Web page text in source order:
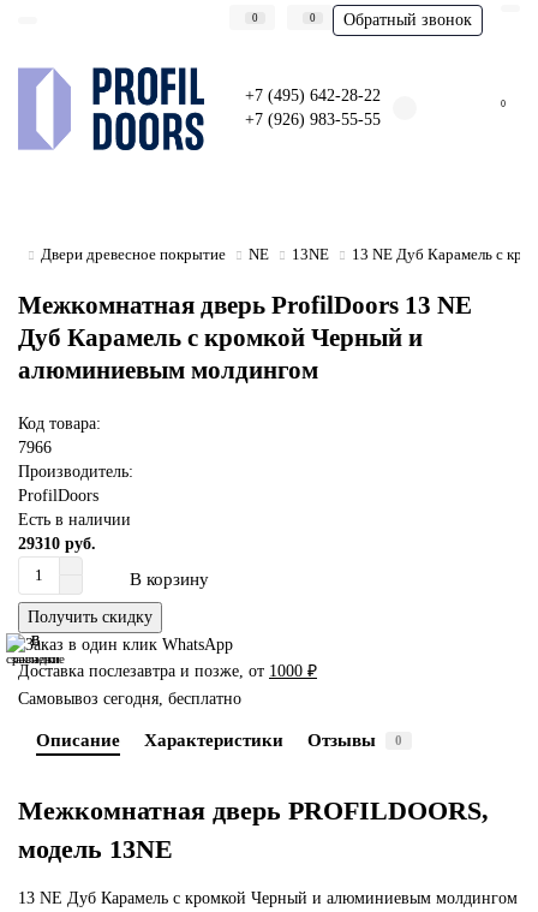
0 0 Обратный звонок
+7 (495) 642-28-22
+7 (926) 983-55-55
0
Двери древесное покрытие NE 13NE 13 NE Дуб Карамель с
Межкомнатная дверь ProfilDoors 13 NE
Дуб Карамель с кромкой Черный и
алюминиевым молдингом
Код товара:
7966
Производитель:
ProfilDoors
Есть в наличии
29310 руб.
В корзину
Получить скидку
В
закладки
В
сравнение
Доставка послезавтра и позже, от 1000 ₽
Самовывоз сегодня, бесплатно
Описание Характеристики Отзывы 0
Межкомнатная дверь PROFILDOORS,
модель 13NE
13 NE Дуб Карамель с кромкой Черный и алюминиевым молдингом